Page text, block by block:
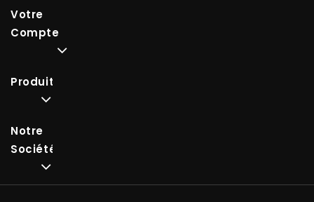
Votre
Compte
Produits
Notre
Société